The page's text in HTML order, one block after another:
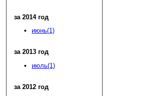
за 2014 год
июнь(1)
за 2013 год
июль(1)
за 2012 год